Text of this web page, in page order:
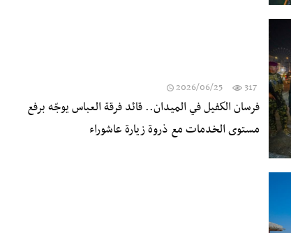
2026/06/25 317
فرسان الكفيل في الميدان.. قائد فرقة العباس يوجّه برفع
مستوى الخدمات مع ذروة زيارة عاشوراء